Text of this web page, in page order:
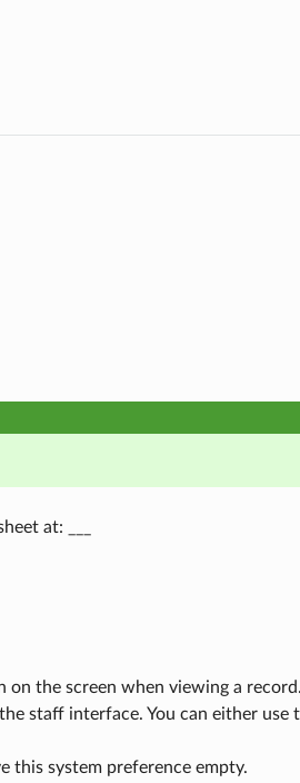
at: ___
the screen when viewing a
staff interface. You can either use
this system preference empty.